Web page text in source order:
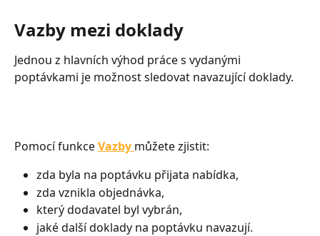
Vazby mezi doklady
Jednou z hlavních výhod práce s vydanými
poptávkami je možnost sledovat navazující doklady.
Pomocí funkce Vazby můžete zjistit:
zda byla na poptávku přijata nabídka,
zda vznikla objednávka,
který dodavatel byl vybrán,
jaké další doklady na poptávku navazují.